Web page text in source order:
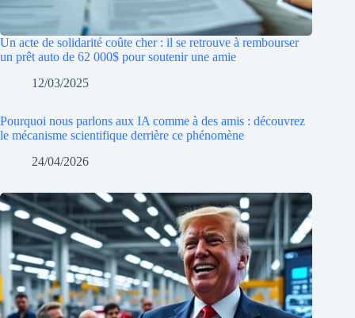
Un acte de solidarité coûte cher : il se retrouve à rembourser
un prêt auto de 62 000$ pour soutenir une amie
12/03/2025
Pourquoi nous parlons aux IA comme à des amis : découvrez
le mécanisme scientifique derrière ce phénomène
24/04/2026